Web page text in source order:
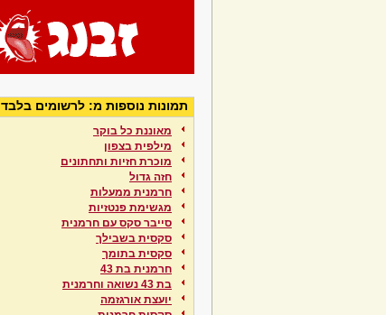
תמונות נוספות מ: לרשומים בלבד
מאוננת כל בוקר
מילפית בצפון
מוכרת חזיות ותחתונים
חזה גדול
חרמנית ממעלות
מגשימת פנטזיות
סייבר סקס עם חרמנית
סקסית בשבילך
סקסית בתומך
חרמנית בת 43
בת 43 נשואה וחרמנית
יועצת אורגזמה